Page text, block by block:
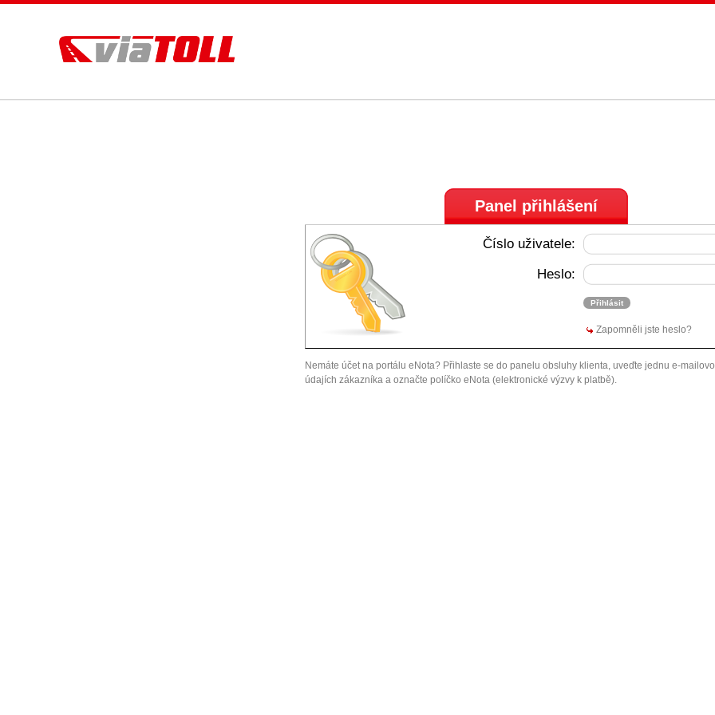
Panel přihlášení
Číslo uživatele:
Heslo:
Zapomněli jste heslo?
Nemáte účet na portálu eNota? Přihlaste se do panelu obsluhy klienta, uveďte jednu e-
údajích zákazníka a označte políčko eNota (elektronické výzvy k platbě).